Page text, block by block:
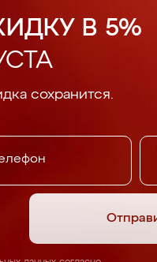
В 5%
сохранится.